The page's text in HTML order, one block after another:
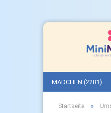
MÄDCHEN (2281)
Startseite »